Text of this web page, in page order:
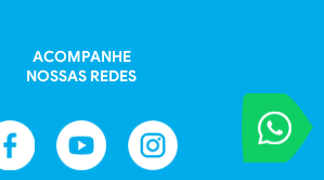
VOCÊ
Entre em
ACOMPANHE
NOSSAS REDES